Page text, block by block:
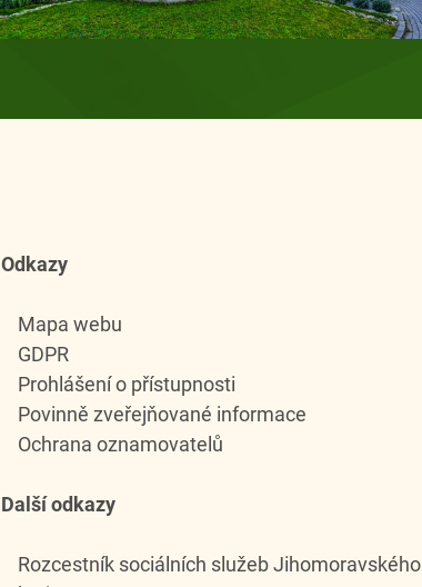
Odkazy
Mapa webu
GDPR
Prohlášení o přístupnosti
Povinně zveřejňované informace
Ochrana oznamovatelů
Další odkazy
Rozcestník sociálních služeb Jihomoravského